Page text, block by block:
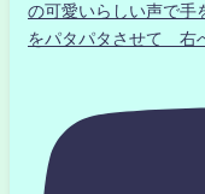
の可愛いらしい声で
をパタパタさせて 右